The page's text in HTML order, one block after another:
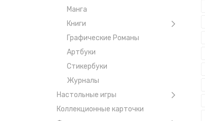
Манга
Книги
Графические Романы
Артбуки
Стикербуки
Журналы
Настольные игры
Коллекционные карточки